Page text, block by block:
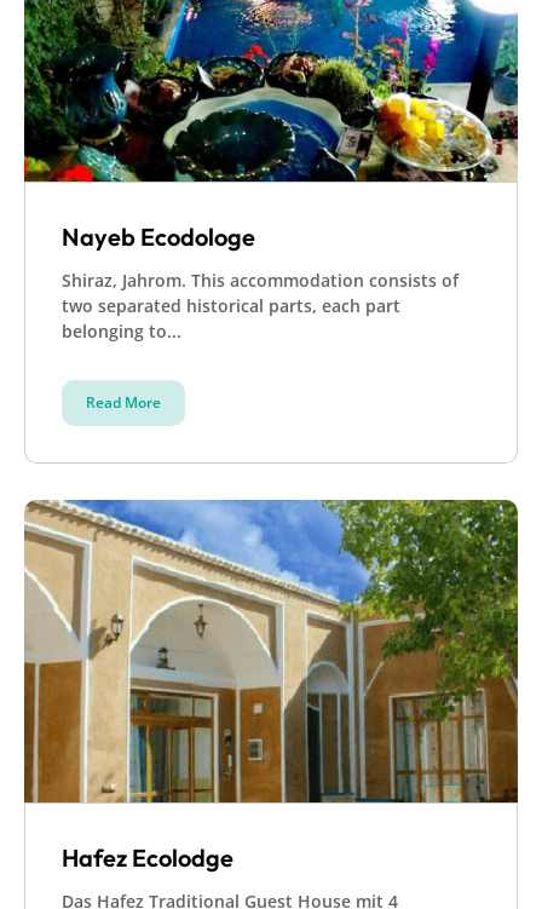
Nayeb Ecodologe
Shiraz, Jahrom. This accommodation consists of
two separated historical parts, each part
belonging to...
Read More
Hafez Ecolodge
Das Hafez Traditional Guest House mit 4